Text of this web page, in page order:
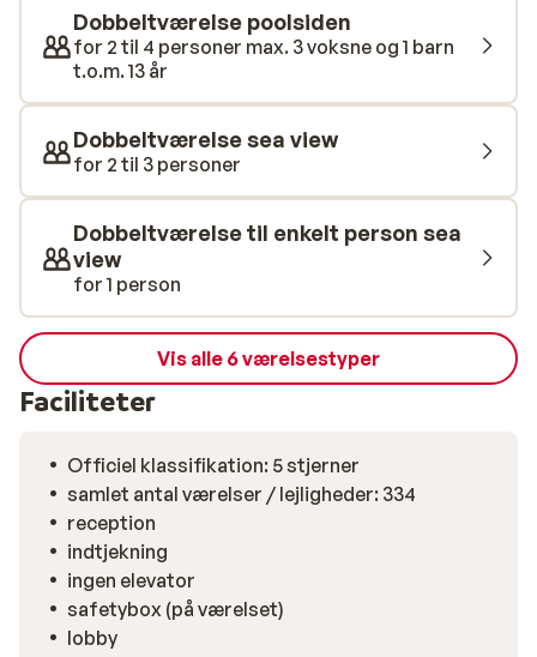
sted med atmosfære som en lille feriepark og
fremragende værdi for pengene. De farverige værelser
er rummelige og komfortable, buffeterne er
omfattende; alt er frisk tilberedt til dig, du kan spise
gratis i en af à la carte-restauranterne, og drikkevarer
er inkluderede hele døgnet. Hotellet er især elsket for
sin smukke beliggenhed ved havet med bonus i form af
fantastiske koralrev med de farverige fisk, der er så
velkendte i Egypten. Hvis du går fra stranden ud i havet
med dit snorkelsæt og stikker hovedet under vandet,
vil du se straks opleve den skønne undervands-verden.
Ligesom stranden, er swimmingpoolen også et godt
sted at slappe af. Fine solsenge, parasoller og en
poolbar med iskolde forfriskninger lige ved hånden.
Dobbeltværelse poolsiden
for 2 til 4 personer max. 3 voksne og 1 barn
t.o.m. 13 år
Dobbeltværelse sea view
for 2 til 3 personer
Dobbeltværelse til enkelt person sea
view
for 1 person
Vis alle 6 værelsestyper
Faciliteter
Officiel klassifikation: 5 stjerner
samlet antal værelser / lejligheder: 334
reception
indtjekning
ingen elevator
safetybox (på værelset)
lobby